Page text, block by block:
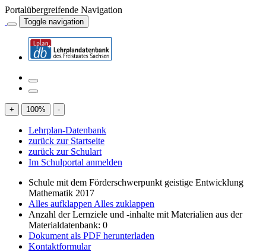
Portalübergreifende Navigation
Toggle navigation
+ 100% -
Lehrplan-Datenbank
zurück zur Startseite
zurück zur Schulart
Im Schulportal anmelden
Schule mit dem Förderschwerpunkt geistige Entwicklung
Mathematik 2017
Alles aufklappen Alles zuklappen
Anzahl der Lernziele und -inhalte mit Materialien aus der
Materialdatenbank: 0
Dokument als PDF herunterladen
Kontaktformular